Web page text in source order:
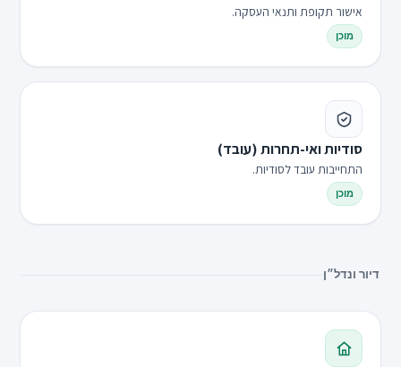
אישור תקופת ותנאי העסקה.
מוכן
סודיות ואי-תחרות (עובד)
התחייבות עובד לסודיות.
מוכן
דיור ונדל״ן